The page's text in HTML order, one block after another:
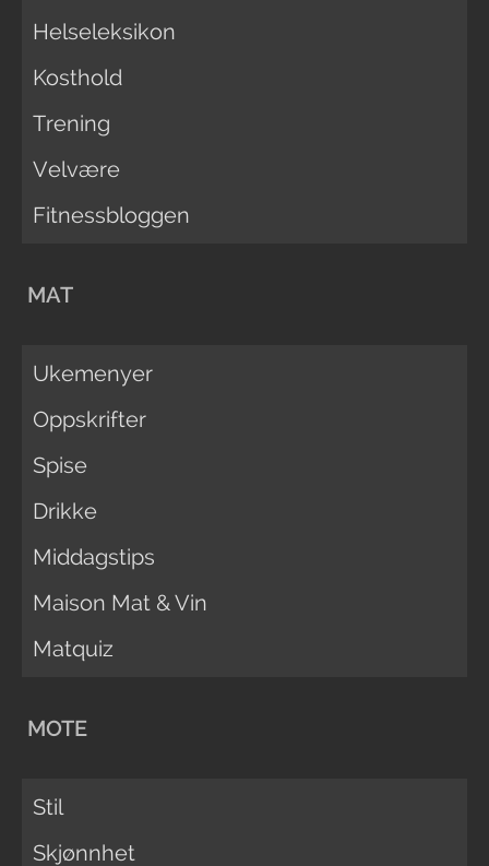
Helseleksikon
Kosthold
Trening
Velvære
Fitnessbloggen
MAT
Ukemenyer
Oppskrifter
Spise
Drikke
Middagstips
Maison Mat & Vin
Matquiz
MOTE
Stil
Skjønnhet